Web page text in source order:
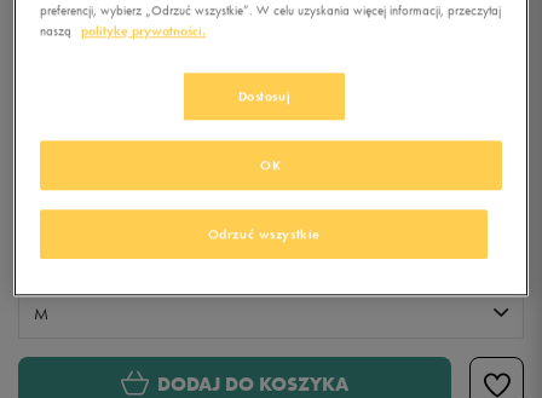
399,99złz Vat
Kolor:czarny
M
Powiadom o dostępności
DODAJ DO KOSZYKA
preferencji, wybierz „Odrzuć wszystkie”. W celu uzyskania więcej informacji, przeczytaj
naszą
politykę prywatności.
Dostosuj
Odrzuć wszystkie
OK